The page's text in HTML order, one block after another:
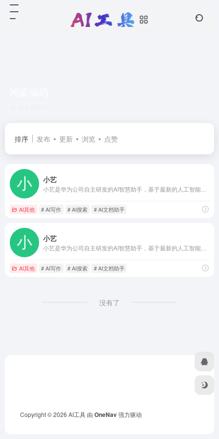
排序 发布 更新 浏览 点赞
小艺
AI其他 # AI写作 # AI搜索 # AI文档助手
小艺
AI其他 # AI写作 # AI搜索 # AI文档助手
没有了
Copyright © 2026 AI工具 由 OneNav强力驱动